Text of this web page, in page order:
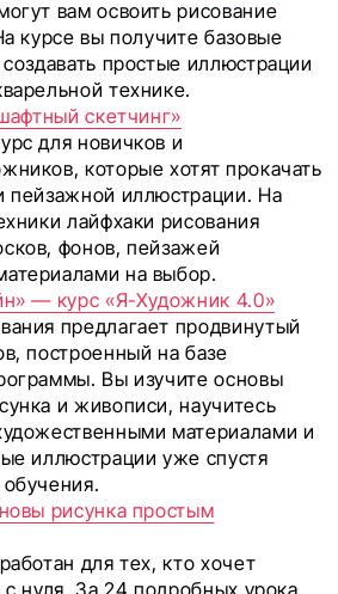
вам освоить рисование
курсе вы получите базовые
простые иллюстрации
технике.
скетчинг»
для новичков и
которые хотят прокачать
пейзажной иллюстрации. На
лайфхаки рисования
фонов, пейзажей
на выбор.
— курс «Я-Художник 4.0»
предлагает продвинутый
построенный на базе
Вы изучите основы
и живописи, научитесь
материалами и
иллюстрации уже спустя
рисунка простым
для тех, кто хочет